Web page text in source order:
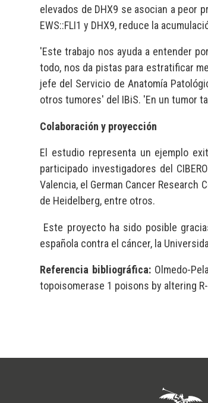
elevados de DHX9 se asocian a peor
EWS::FLI1 y DHX9, reduce la
'Este trabajo nos ayuda a entender
todo, nos da pistas para estratificar
jefe del Servicio de Anatomía
otros tumores' del IBiS. 'En un tumor
Colaboración y proyección
El estudio representa un ejemplo
participado investigadores del
Valencia, el German Cancer Research
de Heidelberg, entre otros.
Este proyecto ha sido posible
española contra el cáncer, la
Referencia bibliográfica: Olmedo-
topoisomerase 1 poisons by altering